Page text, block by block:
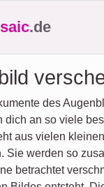
.de
des
dich an so viele
aus vielen
Sie werden so
betrachtet